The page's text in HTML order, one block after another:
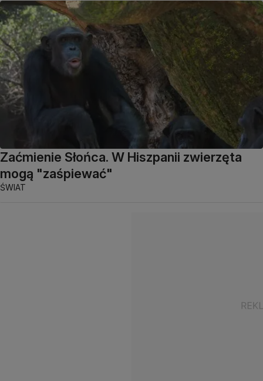
Zaćmienie Słońca. W Hiszpanii zwierzęta
mogą "zaśpiewać"
ŚWIAT